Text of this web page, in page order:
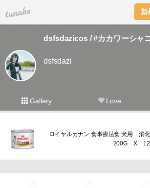
tuna.be 新
dsfsdazicos / #カカワーシャ
dsfsdazi
Gallery Love
ロイヤルカナン 食事療法食 犬用 消
200G X 12